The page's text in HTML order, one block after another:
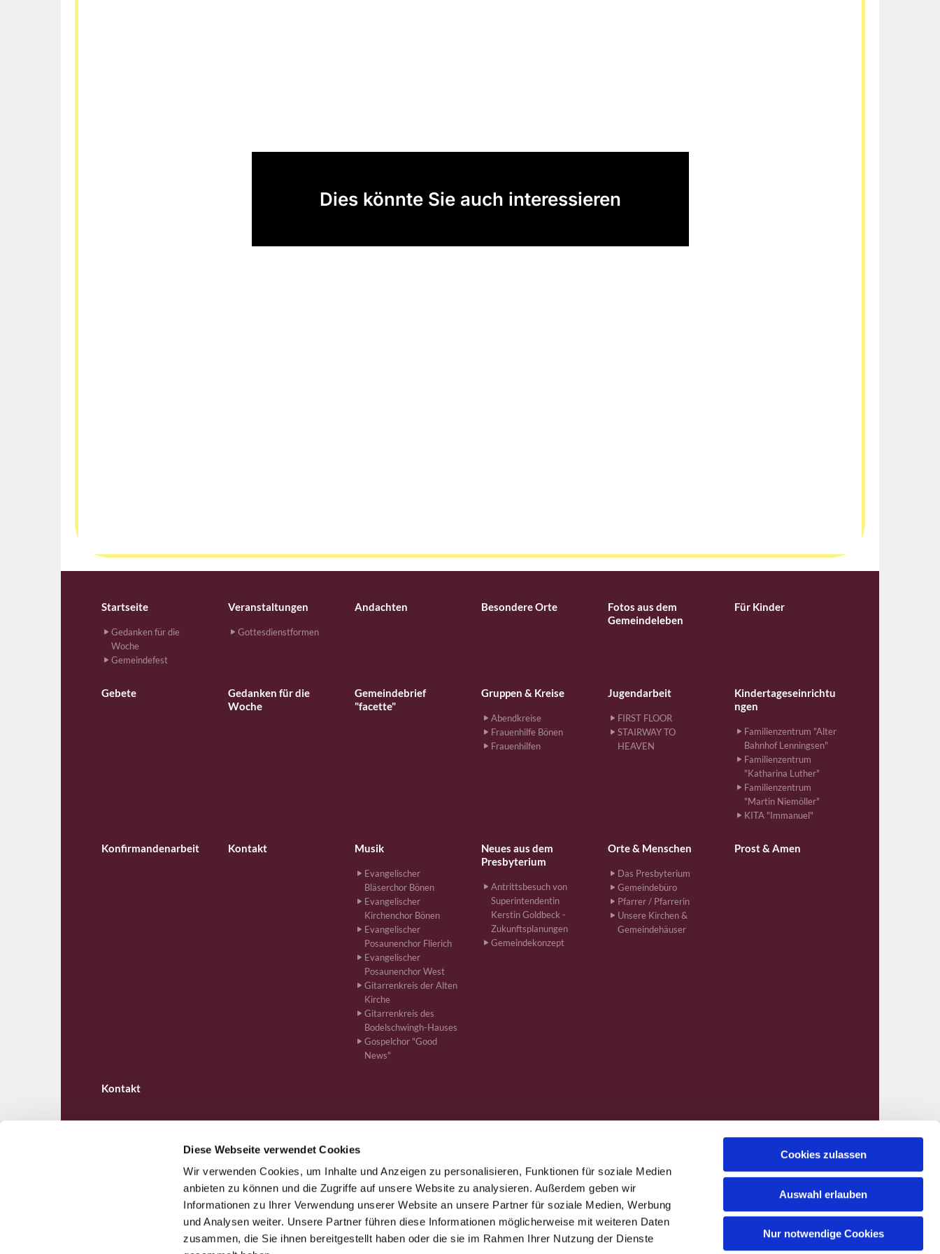
Diese Webseite verwendet Cookies
Wir verwenden Cookies, um Inhalte und Anzeigen zu personalisieren, Funktionen für soziale Medien
anbieten zu können und die Zugriffe auf unsere Website zu analysieren. Außerdem geben wir
Informationen zu Ihrer Verwendung unserer Website an unsere Partner für soziale Medien, Werbung
und Analysen weiter. Unsere Partner führen diese Informationen möglicherweise mit weiteren Daten
zusammen, die Sie ihnen bereitgestellt haben oder die sie im Rahmen Ihrer Nutzung der Dienste
Cookies zulassen
Auswahl erlauben
Nur notwendige Cookies
Dies könnte Sie auch interessieren
Startseite
Gedanken für die
Woche
Gemeindefest
Veranstaltungen
Gottesdienstformen
Andachten Besondere Orte
Fotos aus dem
Gemeindeleben
Für Kinder
Gebete
Gedanken für die
Woche
Gemeindebrief
"facette"
Gruppen & Kreise
Abendkreise
Frauenhilfe Bönen
Frauenhilfen
Jugendarbeit
FIRST FLOOR
STAIRWAY TO
HEAVEN
Kindertageseinrichtu
ngen
Familienzentrum "Alter
Bahnhof Lenningsen"
Familienzentrum
"Katharina Luther"
Familienzentrum
"Martin Niemöller"
KITA "Immanuel"
Konfirmandenarbeit Kontakt Musik
Evangelischer
Bläserchor Bönen
Evangelischer
Kirchenchor Bönen
Evangelischer
Posaunenchor Flierich
Evangelischer
Posaunenchor West
Gitarrenkreis der Alten
Kirche
Gitarrenkreis des
Bodelschwingh-Hauses
Gospelchor "Good
News"
Neues aus dem
Presbyterium
Antrittsbesuch von
Superintendentin
Kerstin Goldbeck -
Zukunftsplanungen
Gemeindekonzept
Orte & Menschen
Das Presbyterium
Gemeindebüro
Pfarrer / Pfarrerin
Unsere Kirchen &
Gemeindehäuser
Prost & Amen
Kontakt
Ev. Kirchengemeinde Bönen · Bahnhofstr. 262, 59199 Bönen +4923831610ham-kg-boenen@kirchenkreis-hamm.de
Kontaktinformationen Impressum